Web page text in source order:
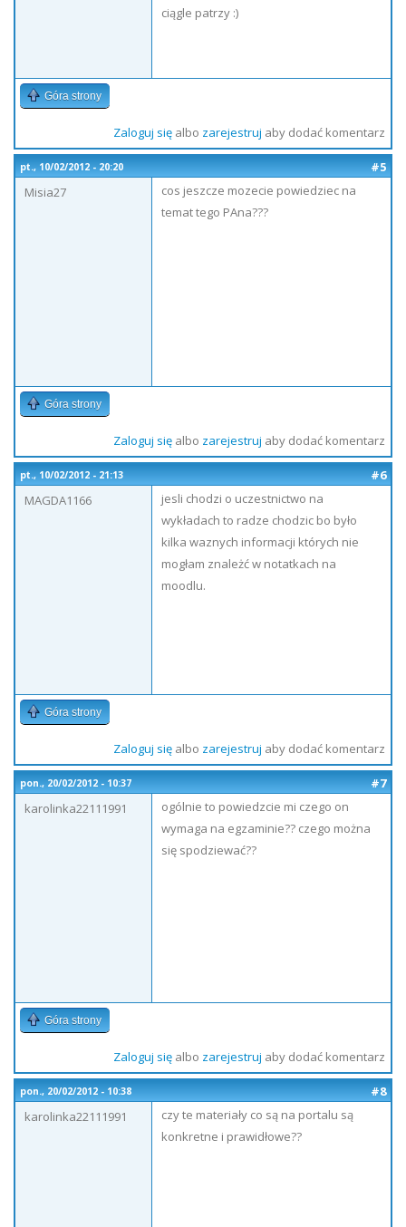
ciągle patrzy :)
Góra strony
Zaloguj sięalbo zarejestruj aby dodać komentarz
pt., 10/02/2012 - 20:20
#5
Misia27
cos jeszcze mozecie powiedziec na
temat tego PAna???
Góra strony
Zaloguj sięalbo zarejestruj aby dodać komentarz
pt., 10/02/2012 - 21:13
#6
MAGDA1166
jesli chodzi o uczestnictwo na
wykładach to radze chodzic bo było
kilka waznych informacji których nie
mogłam znależć w notatkach na
moodlu.
Góra strony
Zaloguj sięalbo zarejestruj aby dodać komentarz
pon., 20/02/2012 - 10:37
#7
karolinka22111991
ogólnie to powiedzcie mi czego on
wymaga na egzaminie?? czego można
się spodziewać??
Góra strony
Zaloguj sięalbo zarejestruj aby dodać komentarz
pon., 20/02/2012 - 10:38
#8
karolinka22111991
czy te materiały co są na portalu są
konkretne i prawidłowe??